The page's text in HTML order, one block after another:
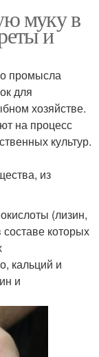
муку в
и
промысла
для
хозяйстве.
на процесс
культур.
из
(лизин,
которых
кальций и
и